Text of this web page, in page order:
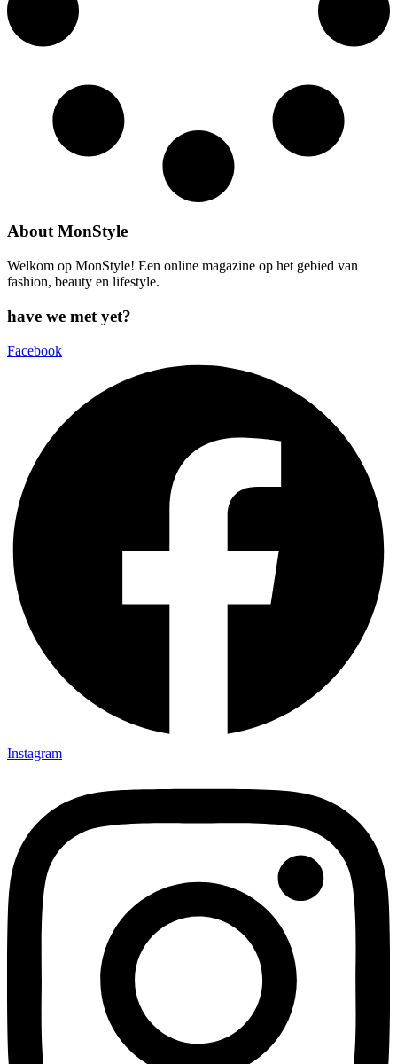
About MonStyle
Welkom op MonStyle! Een online magazine op het gebied van
fashion, beauty en lifestyle.
have we met yet?
Facebook
Instagram